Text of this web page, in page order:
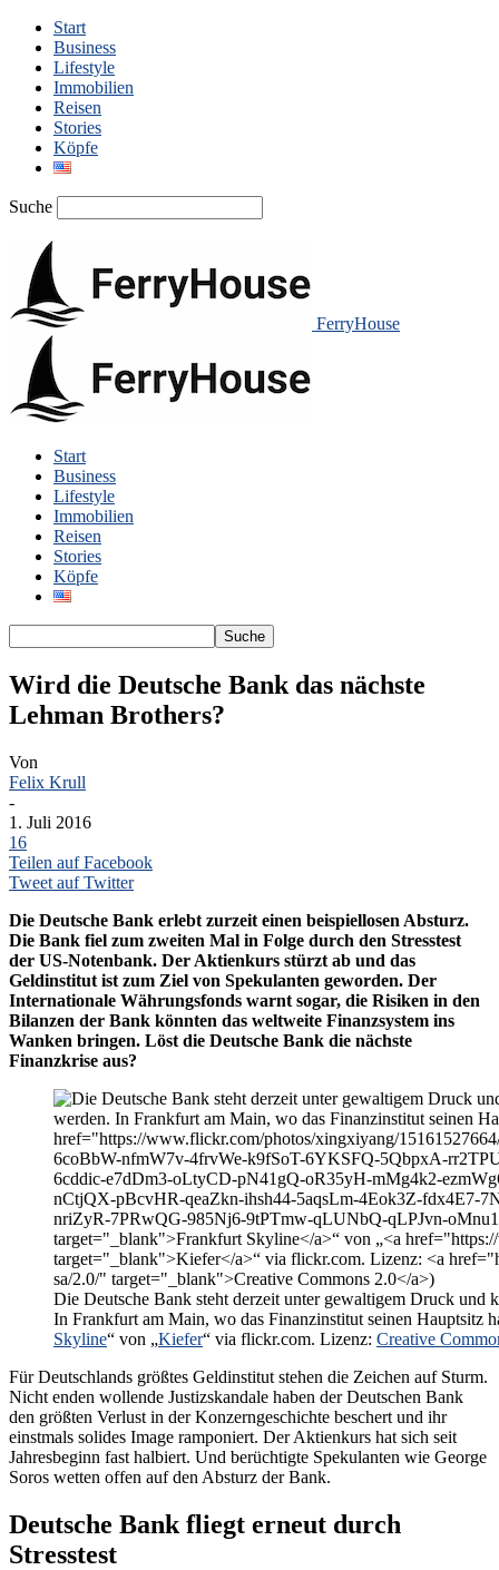
Start
Business
Lifestyle
Immobilien
Reisen
Stories
Köpfe
Suche
FerryHouse
Start
Business
Lifestyle
Immobilien
Reisen
Stories
Köpfe
Wird die Deutsche Bank das nächste
Lehman Brothers?
Von
Felix Krull
-
1. Juli 2016
16
Teilen auf Facebook
Tweet auf Twitter
Die Deutsche Bank erlebt zurzeit einen beispiellosen Absturz.
Die Bank fiel zum zweiten Mal in Folge durch den Stresstest
der US-Notenbank. Der Aktienkurs stürzt ab und das
Geldinstitut ist zum Ziel von Spekulanten geworden. Der
Internationale Währungsfonds warnt sogar, die Risiken in den
Bilanzen der Bank könnten das weltweite Finanzsystem ins
Wanken bringen. Löst die Deutsche Bank die nächste
Finanzkrise aus?
Die Deutsche Bank steht derzeit unter gewaltigem Druck und
In Frankfurt am Main, wo das Finanzinstitut seinen Hauptsitz
Skyline“ von „Kiefer“ via flickr.com. Lizenz: Creative
Für Deutschlands größtes Geldinstitut stehen die Zeichen auf Sturm.
Nicht enden wollende Justizskandale haben der Deutschen Bank
den größten Verlust in der Konzerngeschichte beschert und ihr
einstmals solides Image ramponiert. Der Aktienkurs hat sich seit
Jahresbeginn fast halbiert. Und berüchtigte Spekulanten wie George
Soros wetten offen auf den Absturz der Bank.
Deutsche Bank fliegt erneut durch
Stresstest